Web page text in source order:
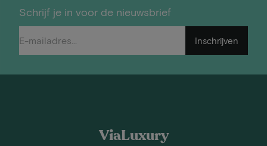
Schrijf je in voor de nieuwsbrief
Inschrijven
ViaLuxury